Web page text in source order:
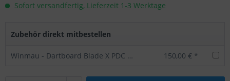
Sofort versandfertig, Lieferzeit 1-3 Werktage
Zubehör direkt mitbestellen
Winmau - Dartboard Blade X PDC 3061 150,00 € *